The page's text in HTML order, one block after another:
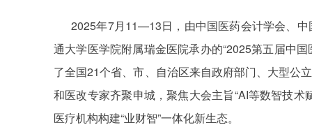
2025年7月 11—13 日，由中国医药会计学会、
通大学医学院附属瑞金医院承办的“2025第五届中国
了全国21个省、市、自治区来自政府部门、大型公
和医改专家齐聚申城，聚焦大会主旨“AI等数智技术
医疗机构构建“业财智”一体化新生态。